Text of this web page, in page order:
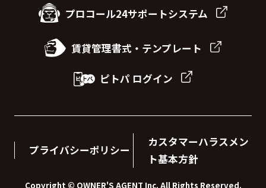
プロコール24サポートシステム
賃貸管理書式・テンプレート
ピトパ ログイン
プライバシーポリシー
カスタマーハラスメン
ト基本方針
Copyright © OWNER'S AGENT Inc. All Rights Reserved.